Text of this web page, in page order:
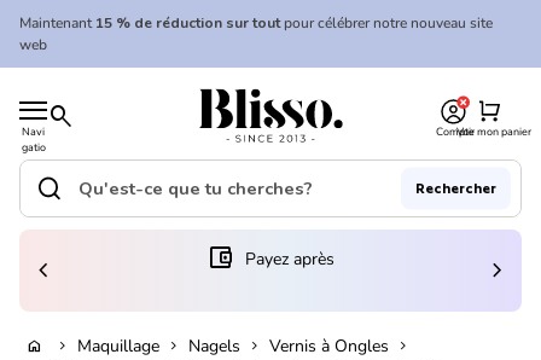
Skip to content
Maintenant15 % de réduction sur toutpour célébrer notre nouveau site
web
Navi
gatio
n
mobil
search
Accueil
CompteVoir mon panier
shopping_cart
Accueil
Recherche"
search Rechercher
(le lien s'ouvre dans un nouvel onglet/fenêtre)
account_balance_wallet Payez après
chevron_left chevron_right
home chevron_right Maquillage chevron_right Nagels chevron_right Vernis à Ongles chevron_right